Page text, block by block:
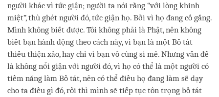
người khác vì tức giận; người ta nói rằng “với lòng khinh
miệt”, thù ghét người đó, tức giận họ. Bởi vì họ đang cố gắng.
Mình không biết được. Tôi không phải là Phật, nên không
biết bạn hành động theo cách này, vì bạn là một Bồ tát
thiếu thiện xảo, hay chỉ vì bạn vô cùng si mê. Nhưng vấn đề
là không nổi giận với người đó, vì họ có thể là một người có
tiềm năng làm Bồ tát, nên có thể điều họ đang làm sẽ dạy
cho ta điều gì đó, rồi thì mình sẽ tiếp tục tôn trọng bồ tát